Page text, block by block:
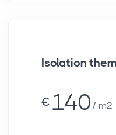
Isolation
€ 140 m²